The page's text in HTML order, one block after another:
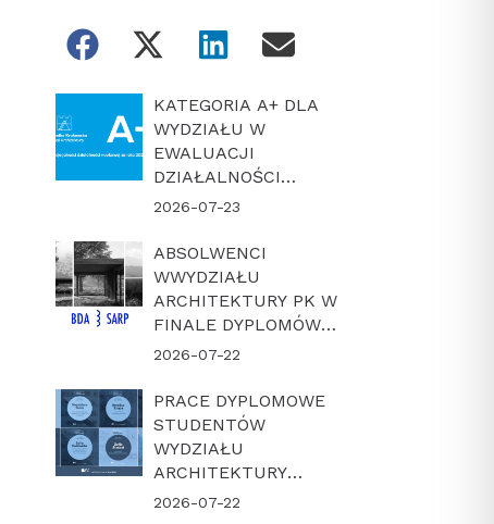
KATEGORIA A+ DLA
WYDZIAŁU W
EWALUACJI
DZIAŁALNOŚCI
NAUKOWEJ W
2026-07-23
ABSOLWENCI
WWYDZIAŁU
ARCHITEKTURY PK W
FINALE DYPLOMÓW
ROKU BDA-SARP 2026
2026-07-22
PRACE DYPLOMOWE
STUDENTÓW
WYDZIAŁU
ARCHITEKTURY
POLITECHNIKI
2026-07-22